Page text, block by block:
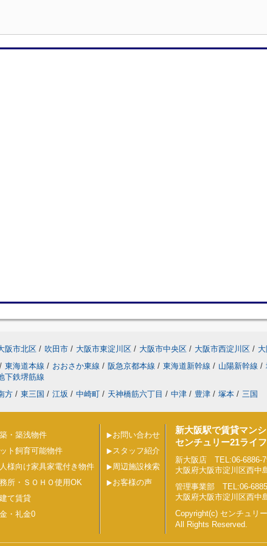
阪市北区 / 吹田市 / 大阪市東淀川区 / 大阪市中央区 / 大阪市西淀川区 /
/ 東海道本線 / おおさか東線 / 阪急京都本線 / 東海道新幹線 / 山陽新幹線 /
下鉄堺筋線
方 / 東三国 / 江坂 / 中崎町 / 天神橋筋六丁目 / 中津 / 豊津 / 塚本 / 三国
・築浅物件
ト飼育可能物件
様向け家具家電付き物件
所・ＳＯＨＯ使用OK
て賃貸
・礼金0
お問い合わせ
スタッフ紹介
周辺施設検索
お客様の声
新大阪駅で賃貸マン
センチュリー21ライ
新大阪店 TEL:06-6886-
大阪府大阪市淀川区西中
管理事業部 TEL:06-
大阪府大阪市淀川区西中
Copyright(c) センチュリ
All Rights Reserved.